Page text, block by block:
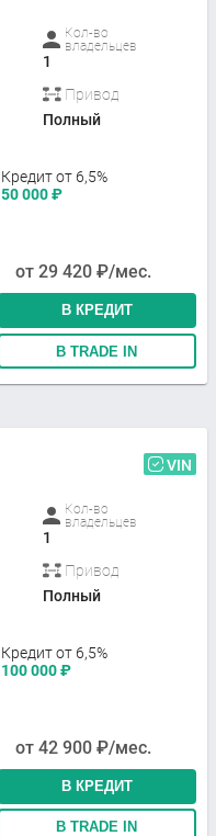
Кол-во
владельцев
1
Привод
Полный
Кредит от 6,5%
50 000₽
от 29 420 ₽/мес.
В КРЕДИТ
В TRADE IN
VIN
Кол-во
владельцев
1
Привод
Полный
Кредит от 6,5%
100 000₽
от 42 900 ₽/мес.
В КРЕДИТ
В TRADE IN